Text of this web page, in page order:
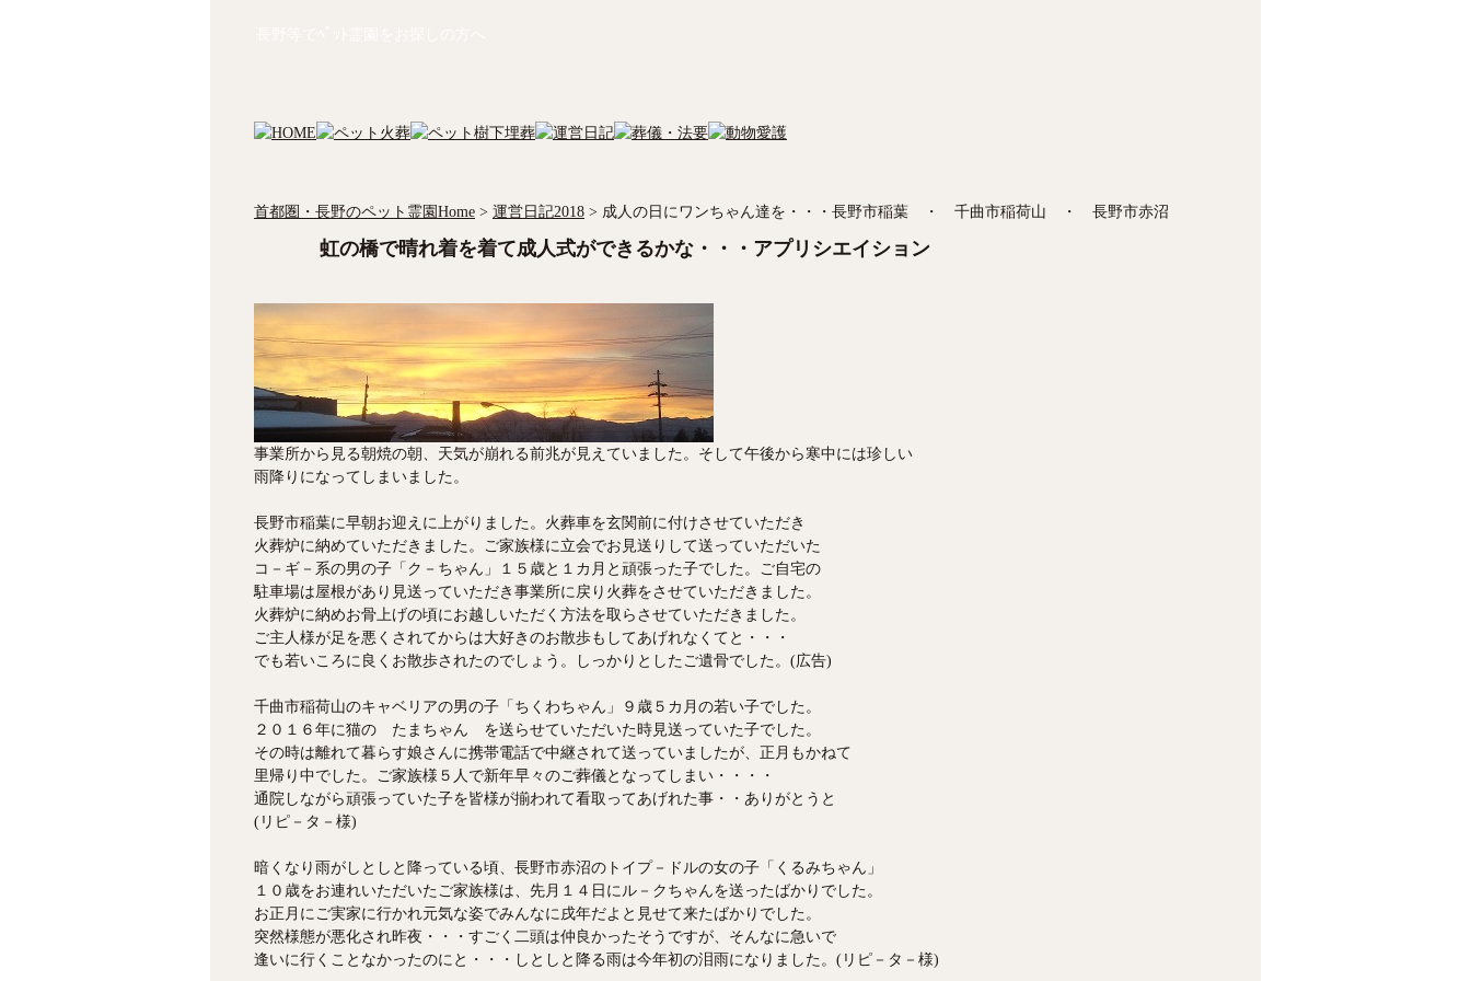
首都圏・長野のペット霊園Home > 運営日記2018 > 成人の日にワンちゃん達を・・・長野市稲葉 ・ 千曲市稲荷山 ・ 長野市赤沼
虹の橋で晴れ着を着て成人式ができるかな・・・アプリシエイション
事業所から見る朝焼の朝、天気が崩れる前兆が見えていました。そして午後から寒中には珍しい
雨降りになってしまいました。
長野市稲葉に早朝お迎えに上がりました。火葬車を玄関前に付けさせていただき
火葬炉に納めていただきました。ご家族様に立会でお見送りして送っていただいた
コ－ギ－系の男の子「ク－ちゃん」１５歳と１カ月と頑張った子でした。ご自宅の
駐車場は屋根があり見送っていただき事業所に戻り火葬をさせていただきました。
火葬炉に納めお骨上げの頃にお越しいただく方法を取らさせていただきました。
ご主人様が足を悪くされてからは大好きのお散歩もしてあげれなくてと・・・
でも若いころに良くお散歩されたのでしょう。しっかりとしたご遺骨でした。(広告)
千曲市稲荷山のキャベリアの男の子「ちくわちゃん」９歳５カ月の若い子でした。
２０１６年に猫の たまちゃん を送らせていただいた時見送っていた子でした。
その時は離れて暮らす娘さんに携帯電話で中継されて送っていましたが、正月もかねて
里帰り中でした。ご家族様５人で新年早々のご葬儀となってしまい・・・・
通院しながら頑張っていた子を皆様が揃われて看取ってあげれた事・・ありがとうと
(リピ－タ－様)
暗くなり雨がしとしと降っている頃、長野市赤沼のトイプ－ドルの女の子「くるみちゃん」
１０歳をお連れいただいたご家族様は、先月１４日にル－クちゃんを送ったばかりでした。
お正月にご実家に行かれ元気な姿でみんなに戌年だよと見せて来たばかりでした。
突然様態が悪化され昨夜・・・すごく二頭は仲良かったそうですが、そんなに急いで
逢いに行くことなかったのにと・・・しとしと降る雨は今年初の泪雨になりました。(リピ－タ－様)